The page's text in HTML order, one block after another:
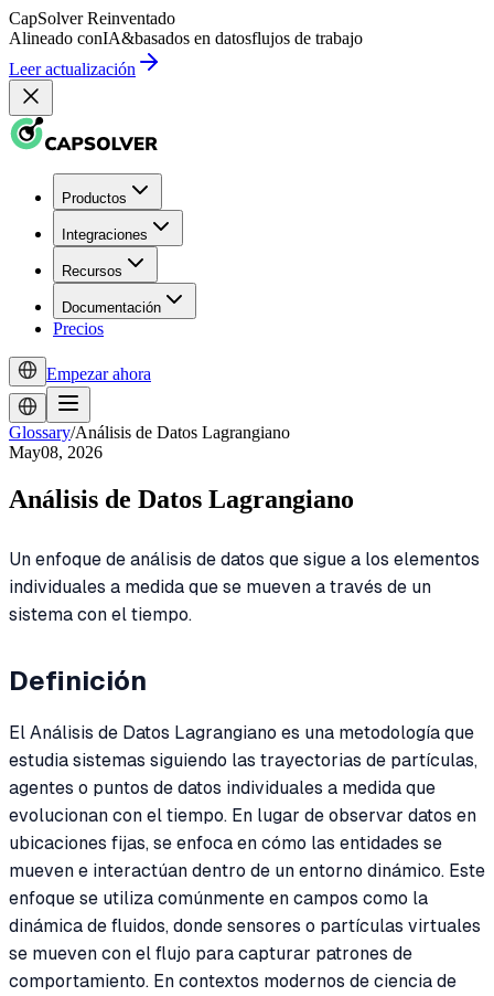
CapSolver Reinventado
Alineado conIA&basados en datosflujos de trabajo
Leer actualización
Productos
Integraciones
Recursos
Documentación
Precios
Empezar ahora
Glossary/Análisis de Datos Lagrangiano
May08, 2026
Análisis de Datos Lagrangiano
Un enfoque de análisis de datos que sigue a los elementos
individuales a medida que se mueven a través de un
sistema con el tiempo.
Definición
El Análisis de Datos Lagrangiano es una metodología que
estudia sistemas siguiendo las trayectorias de partículas,
agentes o puntos de datos individuales a medida que
evolucionan con el tiempo. En lugar de observar datos en
ubicaciones fijas, se enfoca en cómo las entidades se
mueven e interactúan dentro de un entorno dinámico. Este
enfoque se utiliza comúnmente en campos como la
dinámica de fluidos, donde sensores o partículas virtuales
se mueven con el flujo para capturar patrones de
comportamiento. En contextos modernos de ciencia de